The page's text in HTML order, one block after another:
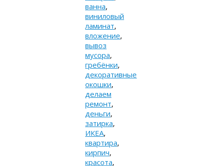
ванна,
виниловый
ламинат,
вложение,
вывоз
мусора,
гребёнки,
декоративные
окошки,
делаем
ремонт,
деньги,
затирка,
ИКЕА,
квартира,
кирпич,
красота,